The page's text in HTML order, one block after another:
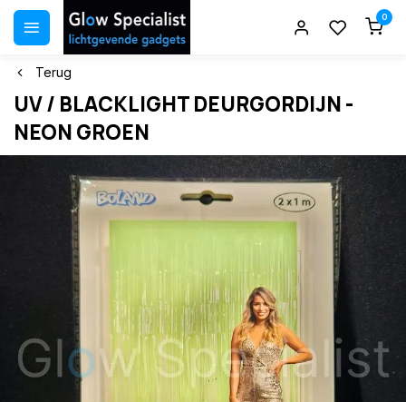
0
Terug
UV / BLACKLIGHT DEURGORDIJN -
NEON GROEN